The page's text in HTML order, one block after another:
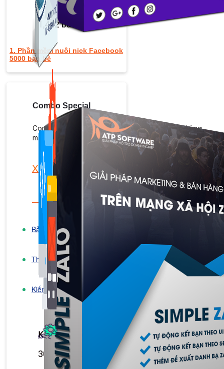
Kiếm Tiền MMO
1,422 bài viết
Kiến Thức Website
309 bài viết
Combo Special
Combo 3 phần mềm tự chọn: chương trình bán hàng
mà ATPTeam triển khai.
Xem thêm phần mềm khác
Xem thêm phần mềm khác
Bảng Giá
Thanh Toán
Kiến Thức Marketing
1. Phần mềm nuôi nick Facebook
5000 bạn bè